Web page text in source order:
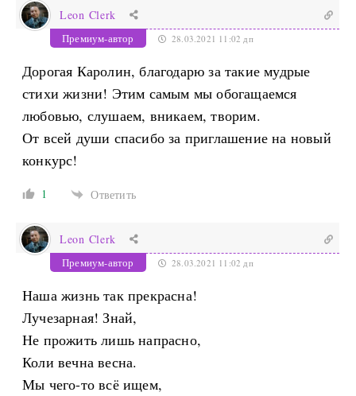
Leon Clerk
Премиум-автор 28.03.2021 11:02 дп
Дорогая Каролин, благодарю за такие мудрые
стихи жизни! Этим самым мы обогащаемся
любовью, слушаем, вникаем, творим.
От всей души спасибо за приглашение на новый
конкурс!
1 Ответить
Leon Clerk
Премиум-автор 28.03.2021 11:02 дп
Наша жизнь так прекрасна!
Лучезарная! Знай,
Не прожить лишь напрасно,
Коли вечна весна.
Мы чего-то всё ищем,